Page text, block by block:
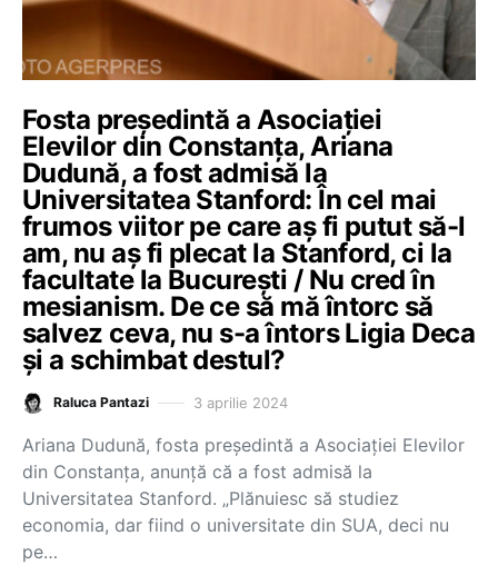
Fosta președintă a Asociației
Elevilor din Constanța, Ariana
Dudună, a fost admisă la
Universitatea Stanford: În cel mai
frumos viitor pe care aș fi putut să-l
am, nu aș fi plecat la Stanford, ci la
facultate la București / Nu cred în
mesianism. De ce să mă întorc să
salvez ceva, nu s-a întors Ligia Deca
și a schimbat destul?
Raluca Pantazi 3 aprilie 2024
Ariana Dudună, fosta președintă a Asociației Elevilor
din Constanța, anunță că a fost admisă la
Universitatea Stanford. „Plănuiesc să studiez
economia, dar fiind o universitate din SUA, deci nu
pe…